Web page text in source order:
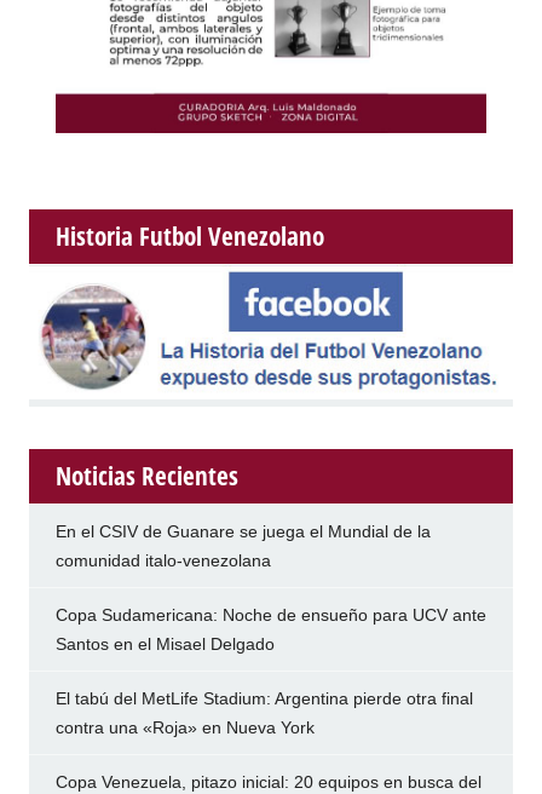
Historia Futbol Venezolano
Noticias Recientes
En el CSIV de Guanare se juega el Mundial de la
comunidad italo-venezolana
Copa Sudamericana: Noche de ensueño para UCV ante
Santos en el Misael Delgado
El tabú del MetLife Stadium: Argentina pierde otra final
contra una «Roja» en Nueva York
Copa Venezuela, pitazo inicial: 20 equipos en busca del